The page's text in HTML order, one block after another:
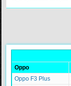
Oppo
Oppo F3 Plus